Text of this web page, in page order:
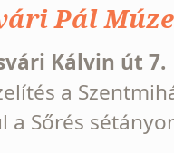
Pál
Kálvin út 7.
a
a Sőrés